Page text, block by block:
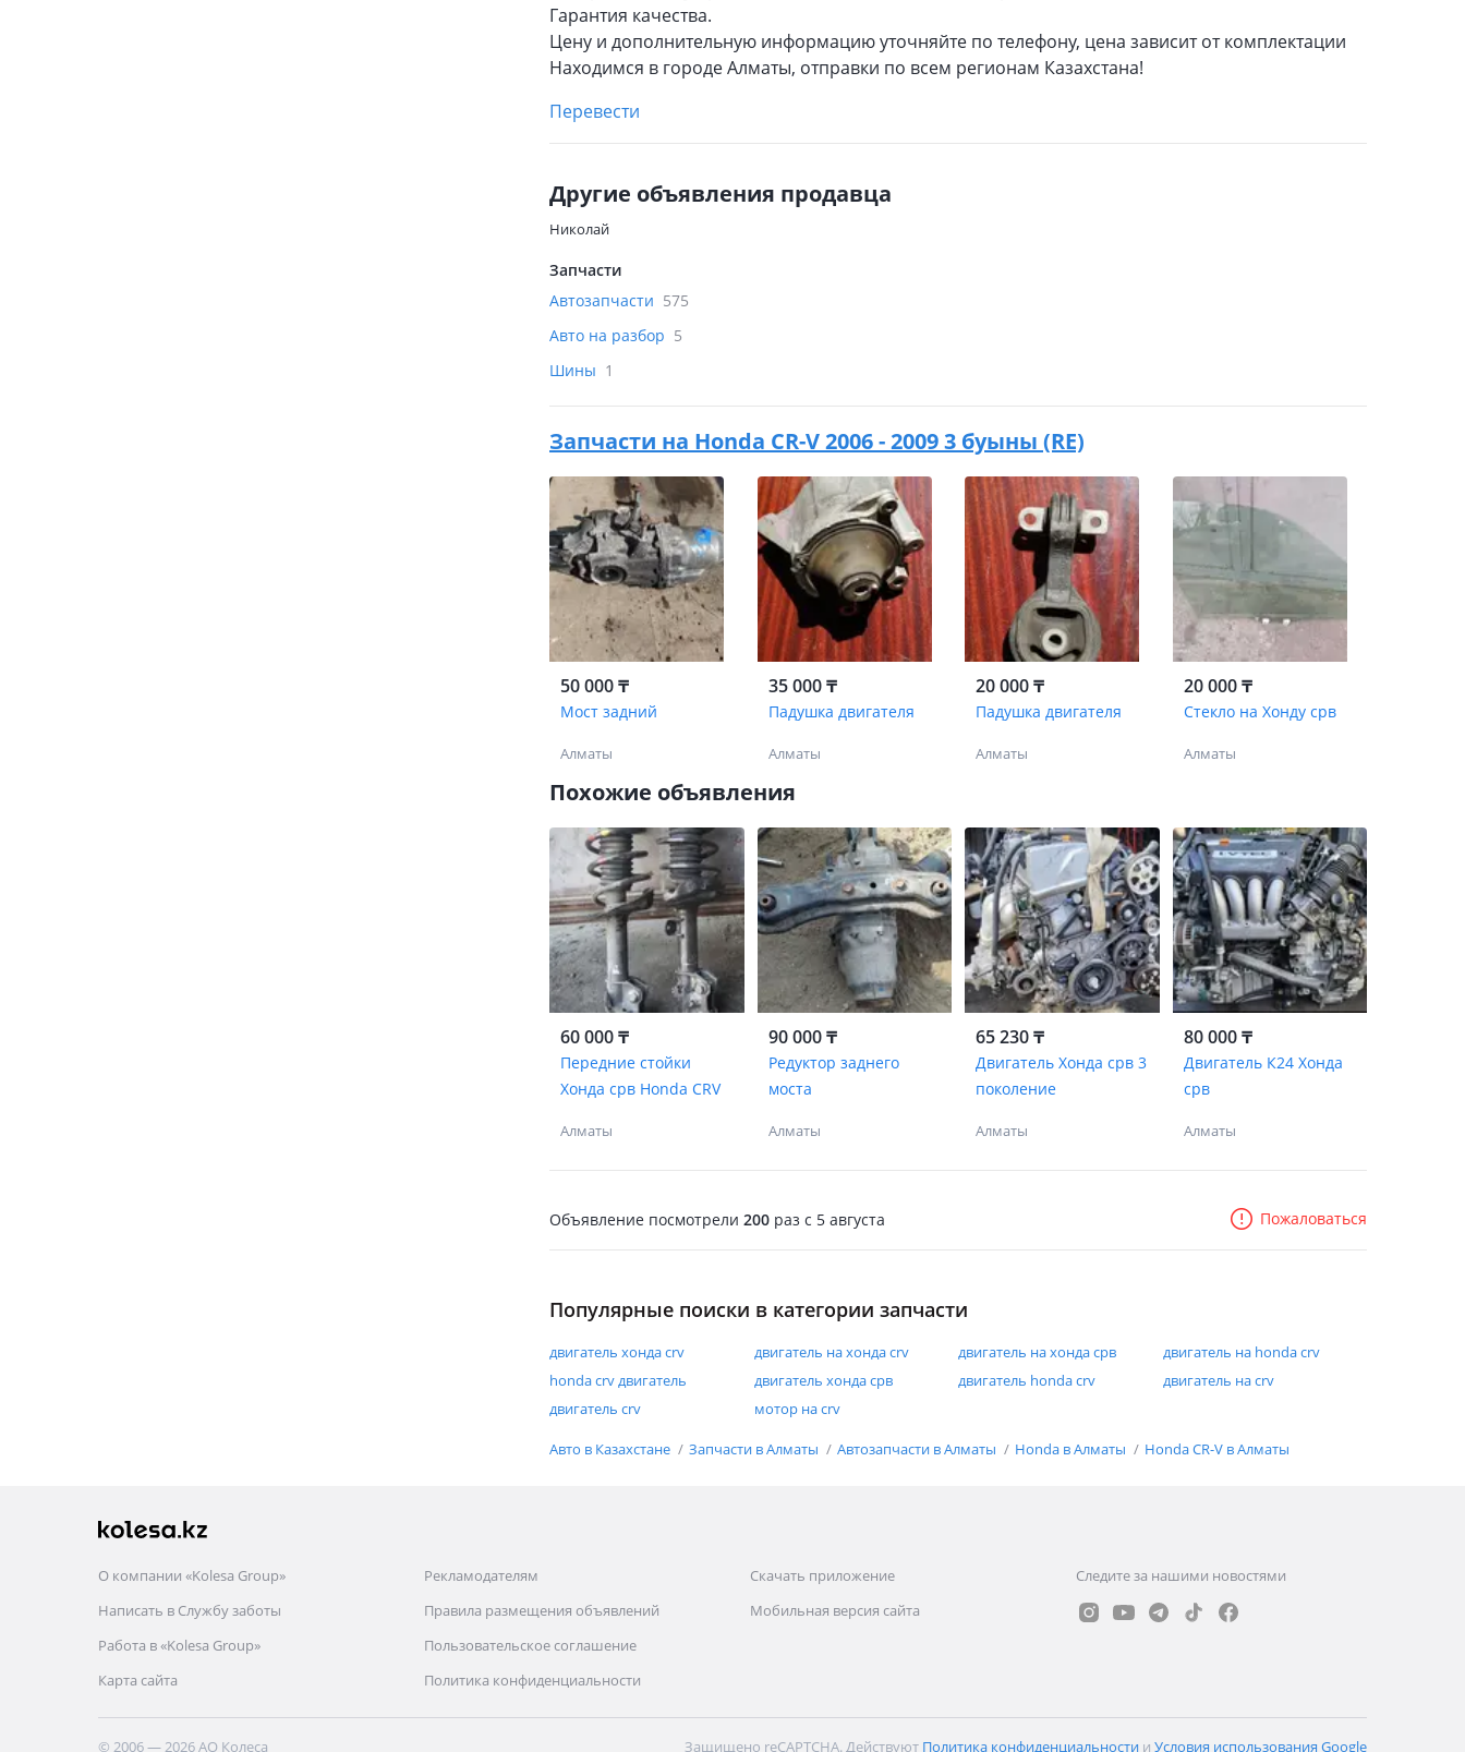
Гарантия качества.
Цену и дополнительную информацию уточняйте по телефону, цена зависит от комплектации
Находимся в городе Алматы, отправки по всем регионам Казахстана!
Перевести
Другие объявления продавца
Николай
Запчасти
Автозапчасти 575
Авто на разбор 5
Шины 1
Запчасти на Honda CR-V 2006 - 2009 3 буыны (RE)
50 000 ₸
Мост задний
Алматы
35 000 ₸
Падушка двигателя
Алматы
20 000 ₸
Падушка двигателя
Алматы
20 000 ₸
Стекло на Хонду срв
Алматы
Похожие объявления
60 000 ₸
Передние стойки
Хонда срв Honda CRV
Алматы
90 000 ₸
Редуктор заднего
моста
Алматы
65 230 ₸
Двигатель Хонда срв 3
поколение
Алматы
80 000 ₸
Двигатель К24 Хонда
срв
Алматы
Объявление посмотрели 200 раз c 5 августа Пожаловаться
Популярные поиски в категории запчасти
двигатель хонда crv двигатель на хонда crv двигатель на хонда срв
двигатель на honda crv
honda crv двигатель
двигатель хонда срв двигатель honda crv
двигатель на crv
двигатель crv
мотор на crv
Авто в Казахстане Запчасти в Алматы Автозапчасти в Алматы Honda в Алматы Honda CR-V в Алматы
О компании «Kolesa Group»
Написать в Службу заботы
Работа в «Kolesa Group»
Карта сайта
Рекламодателям
Правила размещения объявлений
Пользовательское соглашение
Политика конфиденциальности
Скачать приложение
Мобильная версия сайта
Следите за нашими новостями
© 2006 — 2026 АО Колеса Защищено reCAPTCHA. Действуют Политика конфиденциальности и Условия использования Google